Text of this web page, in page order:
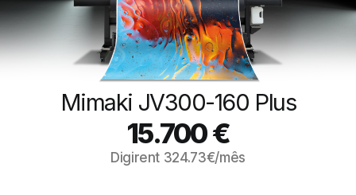
TECNOLOGIA MIMAKI
CONTACTOS
SOBRE NÓS
MARCASMimaki JV300-160 Plus
15.700€
Digirent 324.73€/mês